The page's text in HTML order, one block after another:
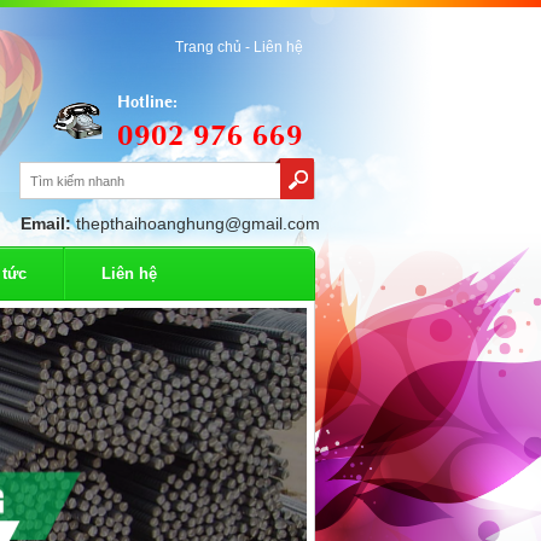
Trang chủ - Liên hệ
Hotline:
0902 976 669
Email:thepthaihoanghung@gmail.com
Liên hệ